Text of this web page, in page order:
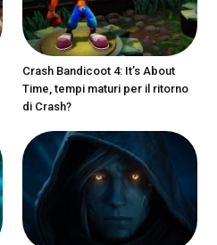
Crash Bandicoot 4: It’s About
Time, tempi maturi per il ritorno
di Crash?